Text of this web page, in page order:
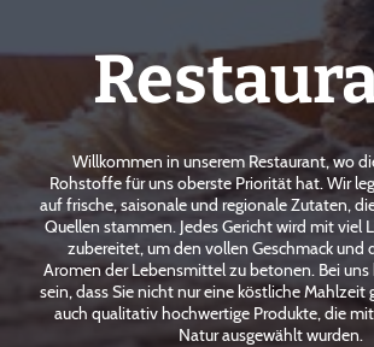
Willkommen in unserem Restaurant, wo
Rohstoffe für uns oberste Priorität hat. Wir
auf frische, saisonale und regionale Zutaten,
Quellen stammen. Jedes Gericht wird mit viel
zubereitet, um den vollen Geschmack und
Aromen der Lebensmittel zu betonen. Bei uns
sein, dass Sie nicht nur eine köstliche Mahlzeit
auch qualitativ hochwertige Produkte, die
Natur ausgewählt wurden.